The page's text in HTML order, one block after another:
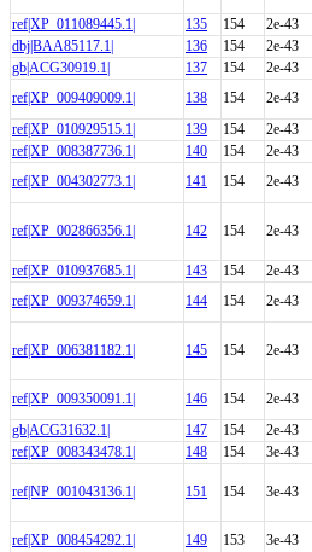
ref|XP_011089445.1| 135 154 2e-43
dbj|BAA85117.1|
136 154 2e-43
gb|ACG30919.1|
137 154 2e-43
ref|XP_009409009.1|
138 154 2e-43
ref|XP_010929515.1|
139 154 2e-43
ref|XP_008387736.1|
140 154 2e-43
ref|XP_004302773.1|
141 154 2e-43
ref|XP_002866356.1| 142 154 2e-43
ref|XP_010937685.1| 143 154 2e-43
ref|XP_009374659.1|
144 154 2e-43
ref|XP_006381182.1| 145 154 2e-43
ref|XP_009350091.1| 146 154 2e-43
gb|ACG31632.1|
147 154 2e-43
ref|XP_008343478.1|
148 154 3e-43
ref|NP_001043136.1| 151 154 3e-43
ref|XP_008454292.1| 149 153 3e-43